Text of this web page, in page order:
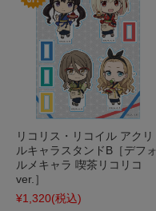
リコリス・リコイル アクリ
ルキャラスタンドB［デフォ
ルメキャラ 喫茶リコリコ
ver.］
¥1,320(税込)